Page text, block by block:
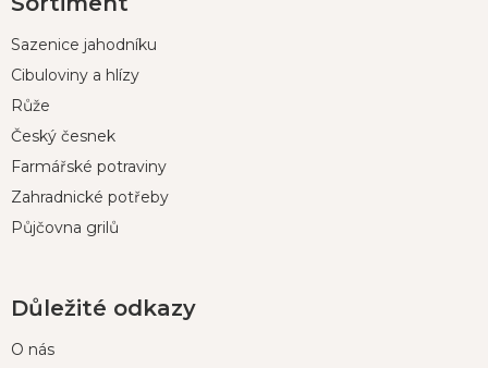
aSazenice jahodníku
Cibuloviny a hlízy
Růže
Český česnek
Farmářské potraviny
Zahradnické potřeby
Půjčovna grilů
Důležité odkazy
O nás